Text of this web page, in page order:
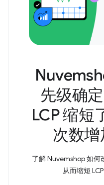
先级确
LCP 缩短
次数
了解 Nuvemshop 如何
从而缩短